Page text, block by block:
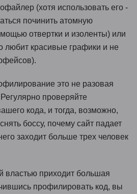
(хотя использовать его -
починить атомную
отвертки и изоленты) или
любит красивые графики и не
это не разовая
проверяйте
кода, и тогда, возможно,
боссу, почему сайт падает
заходит больше трех человек
властью приходит большая
профилировать код, вы